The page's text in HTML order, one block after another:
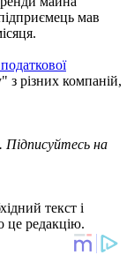
мав
з різних компаній,
Підписуйтесь на
текст і
це редакцію.